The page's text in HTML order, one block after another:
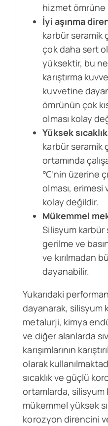
hizmet ömrüne
İyi aşınma
karbür seramik
çok daha sert
yüksektir, bu
karıştırma
kuvvetine
ömrünün çok
olması kolay
Yüksek
karbür seramik
ortamında
℃'nin üzerine
olması, erimesi
kolay değildir.
Mükemmel
Silisyum karbür
gerilme ve
ve kırılmadan
dayanabilir.
Yukarıdaki
dayanarak, silisyum
metalurji, kimya
ve diğer alanlarda
karışımlarının
olarak
sıcaklık ve güçlü
ortamlarda, silisyum
mükemmel yüksek
korozyon direncini